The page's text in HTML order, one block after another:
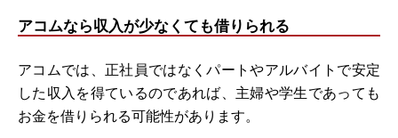
アコムなら収入が少なくても借りられる
アコムでは、正社員ではなくパートやアルバイトで安定
した収入を得ているのであれば、主婦や学生であっても
お金を借りられる可能性があります。